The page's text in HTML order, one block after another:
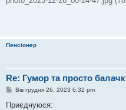
Пенсіонер
Re: Гумор та просто
П
в
Вів грудня 26, 2023 6:32 pm
Приєднуюся: